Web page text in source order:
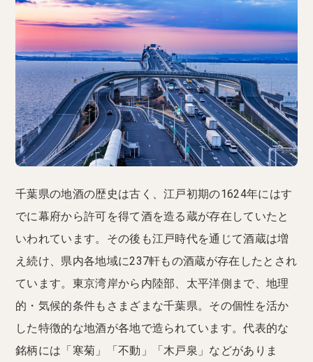
千葉県の地酒の歴史は古く、江戸初期の1624年にはす
でに幕府から許可を得て酒を造る蔵が存在していたと
いわれています。その後も江戸時代を通じて酒蔵は増
え続け、県内各地域に237軒もの酒蔵が存在したとされ
ています。東京湾岸から内陸部、太平洋側まで、地理
的・気候的条件もさまざまな千葉県。その個性を活か
した特徴的な地酒が各地で造られています。代表的な
銘柄には「寒菊」「不動」「木戸泉」などがありま